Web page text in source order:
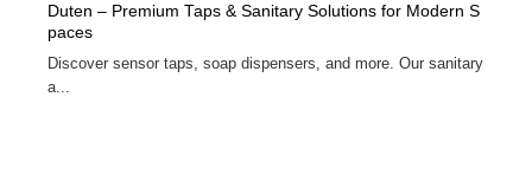
Duten – Premium Taps & Sanitary Solutions for Modern S
paces
Discover sensor taps, soap dispensers, and more. Our sanitary
a...